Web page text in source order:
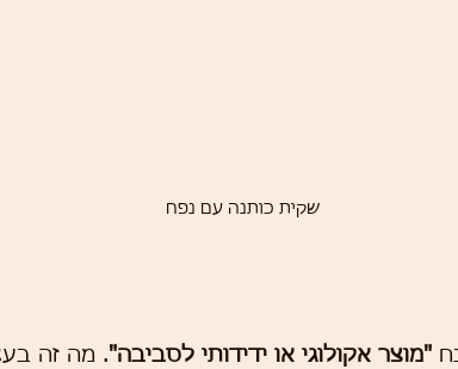
שקית כותנה עם נפח
"מוצר אקולוגי או ידידותי לסביבה". מה זה